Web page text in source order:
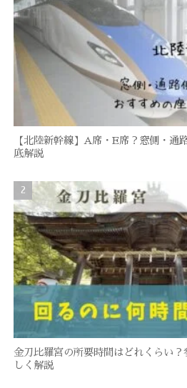
【北陸新幹線】A席・E席？窓側・通
底解説
金刀比羅宮の所要時間はどれくらい
しく解説